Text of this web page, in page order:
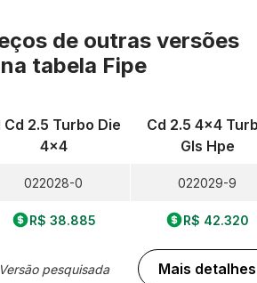
de outras versões
na tabela Fipe
Cd 2.5 Turbo Die
4x4
022028-0
R$ 38.885
Versão pesquisada
Cd 2.5 4x4
Gls Hpe
022029-9
R$ 42.320
Mais detalhes